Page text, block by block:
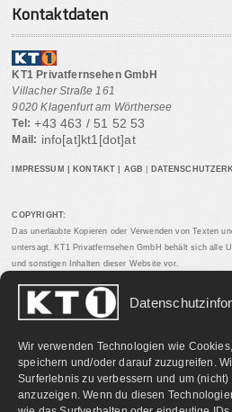
Wir verwenden Technologien wie
speichern und/oder darauf zuzugreifen.
Surferlebnis zu verbessern und um
anzuzeigen. Wenn du diesen
Kontaktdaten
KT1 Privatfernsehen GmbH
Villacher Straße 161
9020 Klagenfurt am Wörthersee
Tel: +43 463 / 51 52 53
Mail: info[at]kt1[dot]at
IMPRESSUM KONTAKT AGB
COPYRIGHT:
Das unerlaubte Kopieren oder Verwenden von Texten
untersagt. KT1 Privatfernsehen GmbH behält sich alle
und sonstigen Inhalten dieser Website vor.
PARTNERLINKS: